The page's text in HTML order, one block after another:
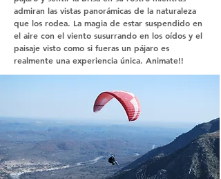
admiran las vistas panorámicas de la naturaleza
que los rodea. La magia de estar suspendido en
el aire con el viento susurrando en los oídos y el
paisaje visto como si fueras un pájaro es
realmente una experiencia única. Animate!!